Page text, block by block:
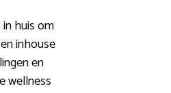
huis om
inhouse
en
wellness